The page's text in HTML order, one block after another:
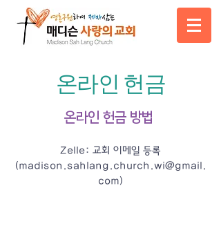
온라인 헌금
온라인 헌금 방법
Zelle: 교회 이메일 등록
(madison.sahlang.church.wi@gmail.
com)